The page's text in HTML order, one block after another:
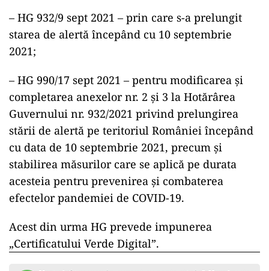
– HG 932/9 sept 2021 – prin care s-a prelungit
starea de alertă începând cu 10 septembrie
2021;
– HG 990/17 sept 2021 – pentru modificarea și
completarea anexelor nr. 2 și 3 la Hotărârea
Guvernului nr. 932/2021 privind prelungirea
stării de alertă pe teritoriul României începând
cu data de 10 septembrie 2021, precum și
stabilirea măsurilor care se aplică pe durata
acesteia pentru prevenirea și combaterea
efectelor pandemiei de COVID-19.
Acest din urma HG prevede impunerea
„Certificatului Verde Digital”.